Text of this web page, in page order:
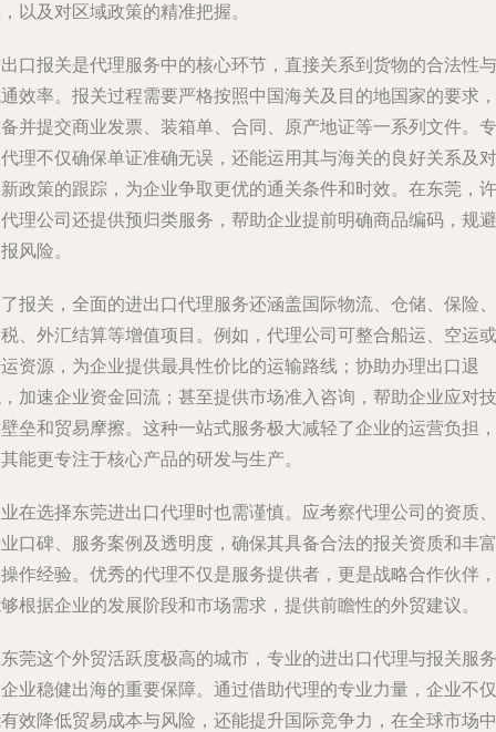
以及对区域政策的精准把握。
口报关是代理服务中的核心环节，直接关系到货物的合法性与
效率。报关过程需要严格按照中国海关及目的地国家的要求，
并提交商业发票、装箱单、合同、原产地证等一系列文件。专
理不仅确保单证准确无误，还能运用其与海关的良好关系及对
政策的跟踪，为企业争取更优的通关条件和时效。在东莞，许
理公司还提供预归类服务，帮助企业提前明确商品编码，规避
风险。
报关，全面的进出口代理服务还涵盖国际物流、仓储、保险、
、外汇结算等增值项目。例如，代理公司可整合船运、空运或
资源，为企业提供最具性价比的运输路线；协助办理出口退
加速企业资金回流；甚至提供市场准入咨询，帮助企业应对技
垒和贸易摩擦。这种一站式服务极大减轻了企业的运营负担，
能更专注于核心产品的研发与生产。
在选择东莞进出口代理时也需谨慎。应考察代理公司的资质、
口碑、服务案例及透明度，确保其具备合法的报关资质和丰富
作经验。优秀的代理不仅是服务提供者，更是战略合作伙伴，
根据企业的发展阶段和市场需求，提供前瞻性的外贸建议。
莞这个外贸活跃度极高的城市，专业的进出口代理与报关服务
业稳健出海的重要保障。通过借助代理的专业力量，企业不仅
效降低贸易成本与风险，还能提升国际竞争力，在全球市场中